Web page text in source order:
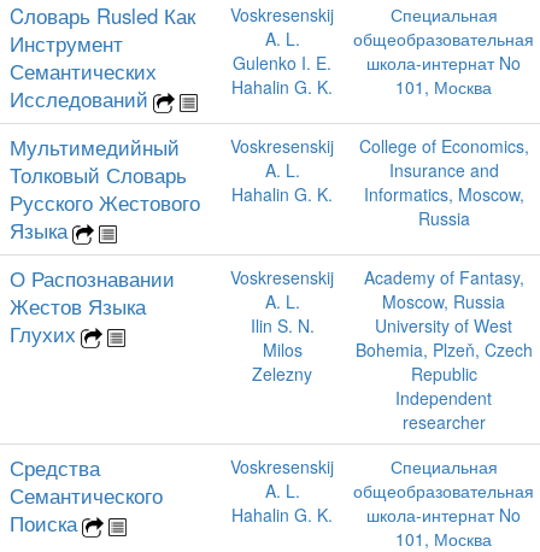
Cловарь Rusled Как
Инструмент
Семантических
Исследований
Voskresenskij
A. L.
Gulenko I. E.
Hahalin G. K.
Специальная
общеобразовательная
школа-интернат No
101, Москва
Мультимедийный
Толковый Словарь
Русского Жестового
Языка
Voskresenskij
A. L.
Hahalin G. K.
College of Economics,
Insurance and
Informatics, Moscow,
Russia
О Распознавании
Жестов Языка
Глухих
Voskresenskij
A. L.
Ilin S. N.
Milos
Zelezny
Academy of Fantasy,
Moscow, Russia
University of West
Bohemia, Plzeň, Czech
Republic
Independent
researcher
Средства
Семантического
Поиска
Voskresenskij
A. L.
Hahalin G. K.
Специальная
общеобразовательная
школа-интернат No
101, Москва